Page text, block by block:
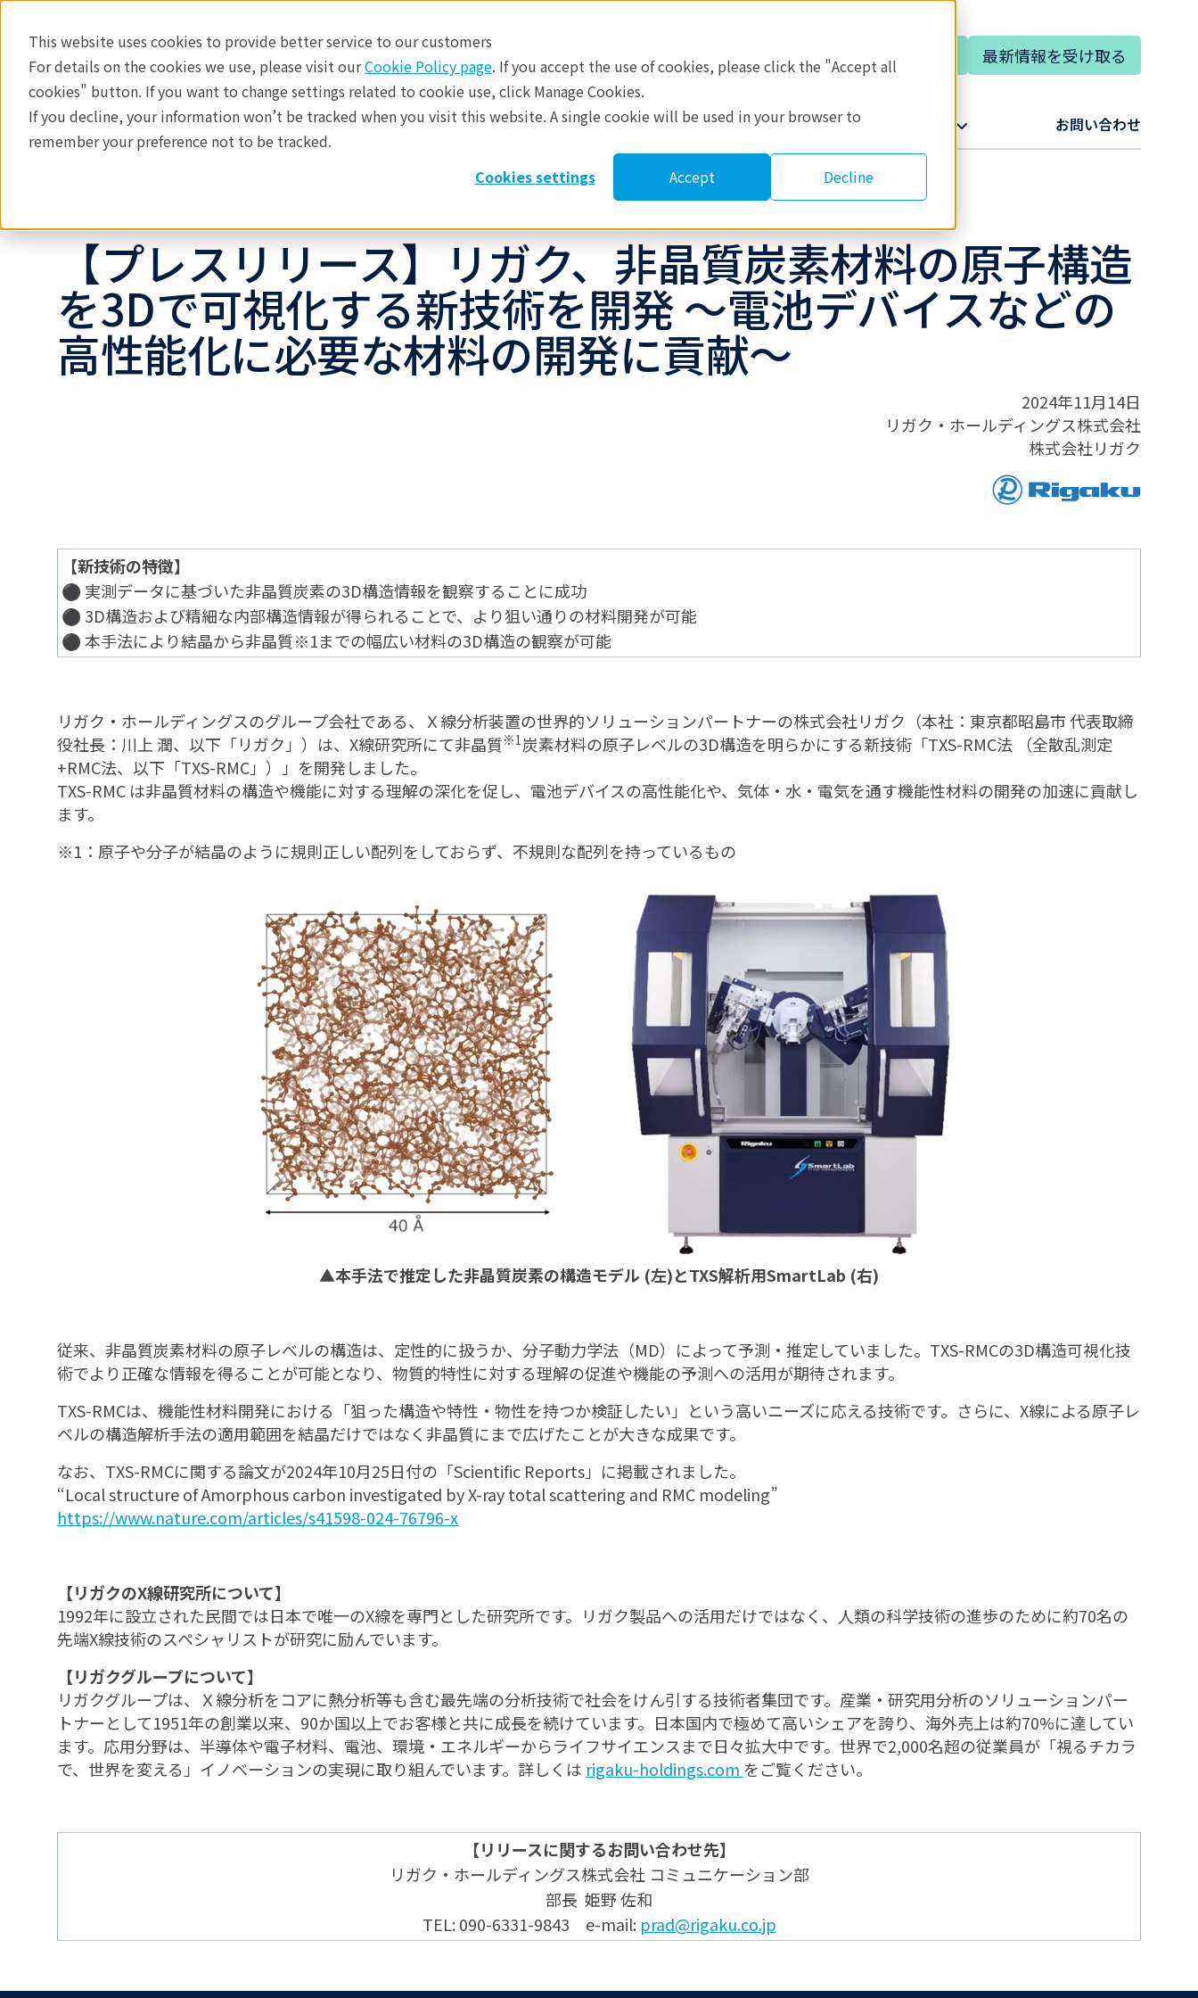
This website uses cookies to provide better service to our customers
For details on the cookies we use, please visit ourCookie Policy page. If you accept the use of cookies, please click the "Accept all
cookies" button. If you want to change settings related to cookie use, click Manage Cookies.
If you decline, your information won’t be tracked when you visit this website. A single cookie will be used in your browser to
remember your preference not to be tracked.
Cookies settings
Accept Decline
日本語 専門家に相談する 最新情報を受け取る
製品 産業分野​ 分析手法​ 参考資料 修理・サポート リガクについて​ お問い合わせ​
【プレスリリース】リガク、非晶質炭素材料の原子構造
を3Dで可視化する新技術を開発 ～電池デバイスなどの
高性能化に必要な材料の開発に貢献～
2024年11月14日
リガク・ホールディングス株式会社
株式会社リガク
【新技術の特徴】
⚫ 実測データに基づいた非晶質炭素の3D構造情報を観察することに成功
⚫ 3D構造および精細な内部構造情報が得られることで、より狙い通りの材料開発が可能
⚫ 本手法により結晶から非晶質※1までの幅広い材料の3D構造の観察が可能
リガク‧ホールディングスのグループ会社である、Ｘ線分析装置の世界的ソリューションパートナーの株式会社リガク（本社：東京都昭島市 代表取締
役社長：川上 潤、以下「リガク」）は、X線研究所にて非晶質※1炭素材料の原子レベルの3D構造を明らかにする新技術「TXS-RMC法 （全散乱測定
+RMC法、以下「TXS-RMC」）」を開発しました。
TXS-RMC は非晶質材料の構造や機能に対する理解の深化を促し、電池デバイスの高性能化や、気体・水・電気を通す機能性材料の開発の加速に貢献し
ます。
※1：原子や分子が結晶のように規則正しい配列をしておらず、不規則な配列を持っているもの
▲本手法で推定した非晶質炭素の構造モデル (左)とTXS解析用SmartLab (右)
従来、非晶質炭素材料の原子レベルの構造は、定性的に扱うか、分子動力学法（MD）によって予測・推定していました。TXS-RMCの3D構造可視化技
術でより正確な情報を得ることが可能となり、物質的特性に対する理解の促進や機能の予測への活用が期待されます。
TXS-RMCは、機能性材料開発における「狙った構造や特性・物性を持つか検証したい」という高いニーズに応える技術です。さらに、X線による原子レ
ベルの構造解析手法の適用範囲を結晶だけではなく非晶質にまで広げたことが大きな成果です。
なお、TXS-RMCに関する論文が2024年10月25日付の「Scientific Reports」に掲載されました。
“Local structure of Amorphous carbon investigated by X-ray total scattering and RMC modeling”
https://www.nature.com/articles/s41598-024-76796-x
【リガクのX線研究所について】
1992年に設立された民間では日本で唯一のX線を専門とした研究所です。リガク製品への活用だけではなく、人類の科学技術の進歩のために約70名の
先端X線技術のスペシャリストが研究に励んでいます。
【リガクグループについて】
リガクグループは、Ｘ線分析をコアに熱分析等も含む最先端の分析技術で社会をけん引する技術者集団です。産業・研究用分析のソリューションパー
トナーとして1951年の創業以来、90か国以上でお客様と共に成長を続けています。日本国内で極めて高いシェアを誇り、海外売上は約70%に達してい
ます。応用分野は、半導体や電子材料、電池、環境・エネルギーからライフサイエンスまで日々拡大中です。世界で2,000名超の従業員が「視るチカラ
で、世界を変える」イノベーションの実現に取り組んでいます。詳しくは rigaku-holdings.com をご覧ください。
【リリースに関するお問い合わせ先】
リガク・ホールディングス株式会社 コミュニケーション部
部長 姫野 佐和
TEL: 090-6331-9843 e-mail: prad@rigaku.co.jp